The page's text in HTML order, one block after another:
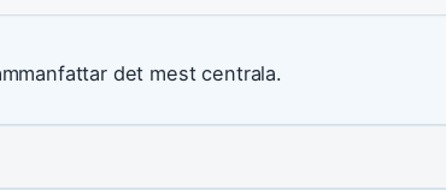
det mest centrala.